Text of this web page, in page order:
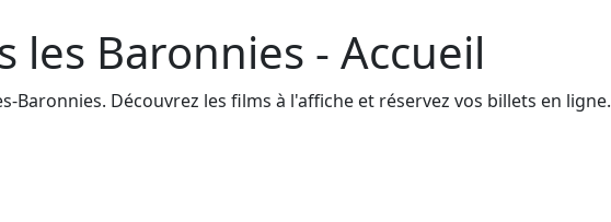
les Baronnies - Accueil
Baronnies. Découvrez les films à l'affiche et réservez vos billets en ligne.